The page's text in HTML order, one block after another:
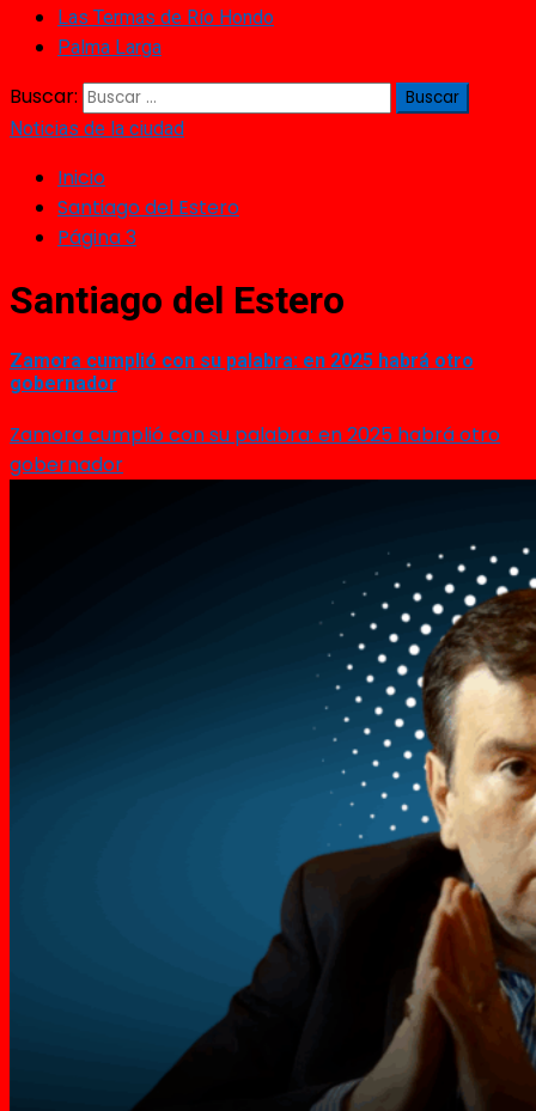
Las Termas de Río Hondo
Palma Larga
Buscar:
Noticias de la ciudad
Inicio
Santiago del Estero
Página 3
Santiago del Estero
Zamora cumplió con su palabra: en 2025 habrá otro
gobernador
Zamora cumplió con su palabra: en 2025 habrá otro
gobernador